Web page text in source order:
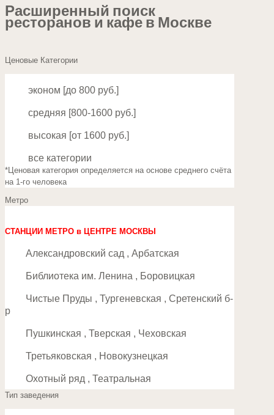
Расширенный поиск
ресторанов и кафе в Москве
Ценовые Категории
эконом [до 800 руб.]
средняя [800-1600 руб.]
высокая [от 1600 руб.]
все категории
*Ценовая категория определяется на основе среднего счёта
на 1-го человека
Метро
СТАНЦИИ МЕТРО в ЦЕНТРЕ МОСКВЫ
Александровский сад , Арбатская
Библиотека им. Ленина , Боровицкая
Чистые Пруды , Тургеневская , Сретенский б-
р
Пушкинская , Тверская , Чеховская
Третьяковская , Новокузнецкая
Охотный ряд , Театральная
Лубянка , Кузнецкий мост
Тип заведения